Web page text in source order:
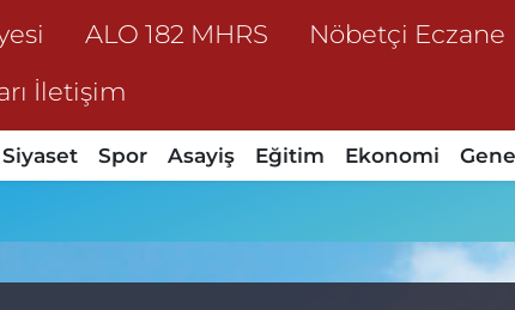
ALO 182 MHRS Nöbetçi Eczane
İletişim
Siyaset Spor Asayiş Eğitim Ekonomi